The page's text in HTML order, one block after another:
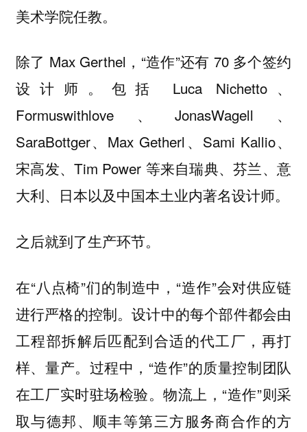
美术学院任教。
除了 Max Gerthel，“造作”还有 70 多个签约
设计师。包括 Luca Nichetto、
Formuswithlove、JonasWagell、
SaraBottger、Max Getherl、Sami Kallio、
宋高发、Tim Power 等来自瑞典、芬兰、意
大利、日本以及中国本土业内著名设计师。
之后就到了生产环节。
在“八点椅”们的制造中，“造作”会对供应链
进行严格的控制。设计中的每个部件都会由
工程部拆解后匹配到合适的代工厂，再打
样、量产。过程中，“造作”的质量控制团队
在工厂实时驻场检验。物流上，“造作”则采
取与德邦、顺丰等第三方服务商合作的方